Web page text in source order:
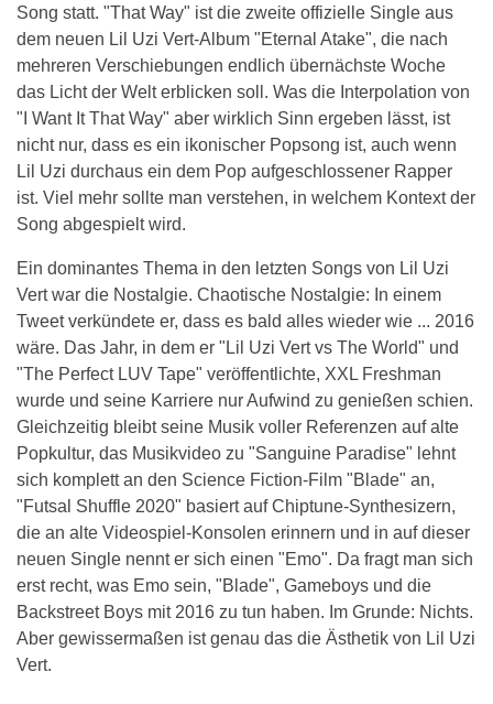
Song statt. "That Way" ist die zweite offizielle Single aus
dem neuen Lil Uzi Vert-Album "Eternal Atake", die nach
mehreren Verschiebungen endlich übernächste Woche
das Licht der Welt erblicken soll. Was die Interpolation von
"I Want It That Way" aber wirklich Sinn ergeben lässt, ist
nicht nur, dass es ein ikonischer Popsong ist, auch wenn
Lil Uzi durchaus ein dem Pop aufgeschlossener Rapper
ist. Viel mehr sollte man verstehen, in welchem Kontext der
Song abgespielt wird.
Ein dominantes Thema in den letzten Songs von Lil Uzi
Vert war die Nostalgie. Chaotische Nostalgie: In einem
Tweet verkündete er, dass es bald alles wieder wie ... 2016
wäre. Das Jahr, in dem er "Lil Uzi Vert vs The World" und
"The Perfect LUV Tape" veröffentlichte, XXL Freshman
wurde und seine Karriere nur Aufwind zu genießen schien.
Gleichzeitig bleibt seine Musik voller Referenzen auf alte
Popkultur, das Musikvideo zu "Sanguine Paradise" lehnt
sich komplett an den Science Fiction-Film "Blade" an,
"Futsal Shuffle 2020" basiert auf Chiptune-Synthesizern,
die an alte Videospiel-Konsolen erinnern und in auf dieser
neuen Single nennt er sich einen "Emo". Da fragt man sich
erst recht, was Emo sein, "Blade", Gameboys und die
Backstreet Boys mit 2016 zu tun haben. Im Grunde: Nichts.
Aber gewissermaßen ist genau das die Ästhetik von Lil Uzi
Vert.